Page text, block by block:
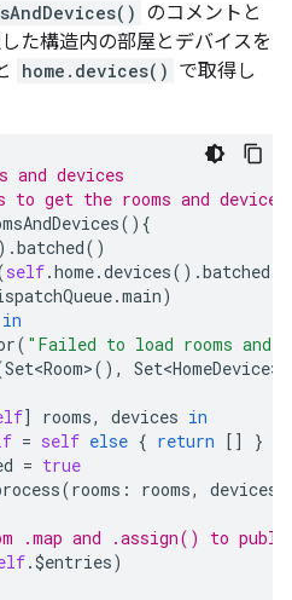
のコメントと
た構造内の部屋とデバイスを
home.devices() で取得し
and devices
to get the rooms and
(){
batched()
self.home.devices().batched
.main)
in
( "Failed to load rooms
Set<Room>(), Set<HomeDevice>
] rooms, devices in
= self else { return []
}
= true
(rooms : rooms, devices
.map and .assign() to
.$entries)